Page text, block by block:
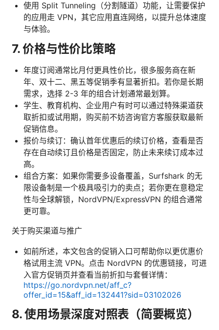
使用 Split Tunneling（分割隧道）功能，让需要保护
的应用走 VPN，其它应用直连网络，以提升总体速度
与体验。
7. 价格与性价比策略
年度订阅通常比月付更具性价比，很多服务商在新
年、双十二、黑五等促销季有显著折扣。若你是长期
需求，选择 2-3 年的组合计划通常最划算。
学生、教育机构、企业用户有时可以通过特殊渠道获
取折扣或试用期，购买前不妨咨询官方客服获取最新
促销信息。
报价与续订：确认首年优惠后的续订价格，查看是否
存在自动续订且价格是否固定，防止未来续订成本过
高。
组合方案：如果你需要多设备覆盖，Surfshark 的无
限设备制是一个极具吸引力的卖点；若你更在意稳定
性与全球解锁，NordVPN/ExpressVPN 的组合通常
更可靠。
关于购买渠道与推广
如前所述，本文包含的促销入口可帮助你以更优惠价
格试用主流 VPN。点击 NordVPN 的优惠链接，可进
入官方促销页并查看当前折扣与套餐详情：
https://go.nordvpn.net/aff_c?
offer_id=15&aff_id=132441?sid=03102026
8. 使用场景深度对照表（简要概览）